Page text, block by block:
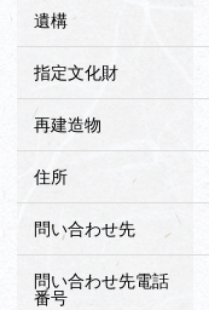
遺構
指定文化財
再建造物
住所
問い合わせ先
問い合わせ先電話
番号